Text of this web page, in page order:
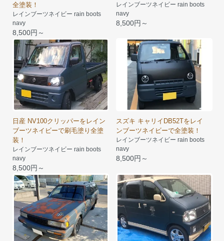
全塗装！
レインブーツネイビー rain boots
navy
8,500円～
レインブーツネイビー rain boots
navy
8,500円～
日産 NV100クリッパーをレイン
ブーツネイビーで刷毛塗り全塗
装！
レインブーツネイビー rain boots
navy
8,500円～
スズキ キャリイDB52Tをレイ
ンブーツネイビーで全塗装！
レインブーツネイビー rain boots
navy
8,500円～